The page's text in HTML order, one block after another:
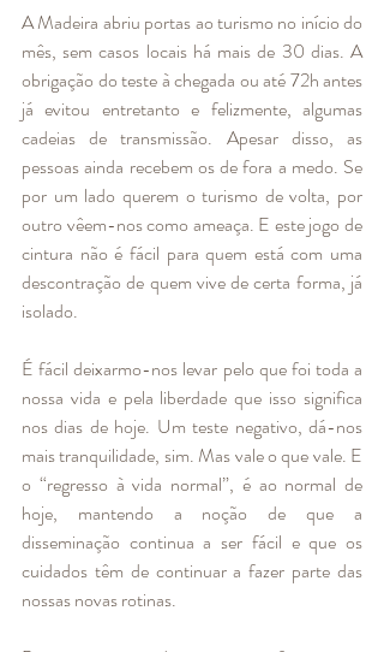
A Madeira abriu portas ao turismo no início do
mês, sem casos locais há mais de 30 dias. A
obrigação do teste à chegada ou até 72h antes
já evitou entretanto e felizmente, algumas
cadeias de transmissão. Apesar disso, as
pessoas ainda recebem os de fora a medo. Se
por um lado querem o turismo de volta, por
outro vêem-nos como ameaça. E este jogo de
cintura não é fácil para quem está com uma
descontração de quem vive de certa forma, já
isolado.
É fácil deixarmo-nos levar pelo que foi toda a
nossa vida e pela liberdade que isso significa
nos dias de hoje. Um teste negativo, dá-nos
mais tranquilidade, sim. Mas vale o que vale. E
o “regresso à vida normal”, é ao normal de
hoje, mantendo a noção de que a
disseminação continua a ser fácil e que os
cuidados têm de continuar a fazer parte das
nossas novas rotinas.